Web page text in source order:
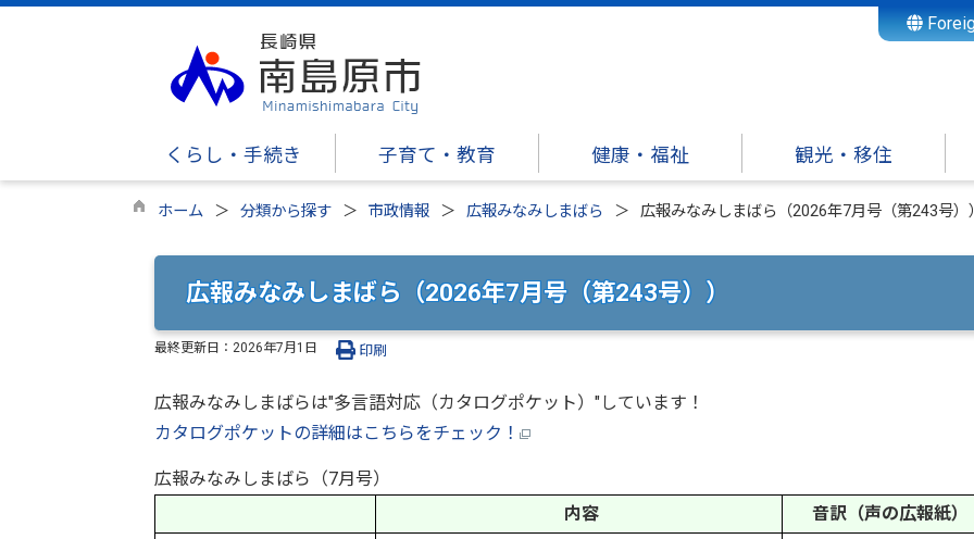
くらし・手続き 子育て・教育 健康・福祉 観光・移住
ホーム 分類から探す 市政情報 広報みなみしまばら 広報みなみしまばら（2026年7月号（第243号））
広報みなみしまばら（2026年7月号（第243号））
最終更新日： 2026年7月1日 印刷
広報みなみしまばらは"多言語対応（カタログポケット）"しています！
カタログポケットの詳細はこちらをチェック！
広報みなみしまばら（7月号）
内容
音訳（声の広報紙）